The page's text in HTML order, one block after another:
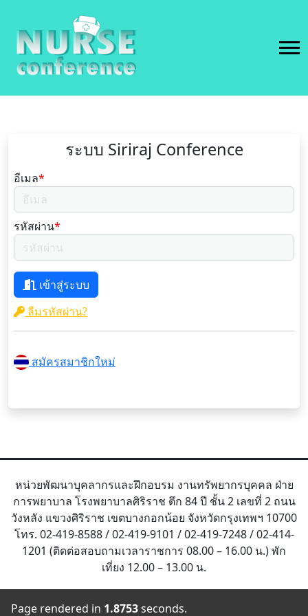
ระบบ Siriraj Conference
อีเมล*
รหัสผ่าน*
เข้าสู่ระบบ
ลืมรหัสผ่าน?
สมัครสมาชิกใหม่
หน่วยพัฒนาบุคลากรและฝึกอบรม งานทรัพยากรบุคคล ฝ่าย
การพยาบาล โรงพยาบาลศิริราช ตึก 84 ปี ชั้น 2 เลขที่ 2 ถนน
วังหลัง แขวงศิริราช เขตบางกอกน้อย จังหวัดกรุงเทพฯ 10700
โทร. 02-419-8588 / 02-419-9101 / 02-419-7248 / 02-414-
1201 (ติดต่อสอบถามเวลาราชการ 08.00 – 16.00 น.) พัก
เที่ยง 12.00 – 13.00 น.
Page rendered in 1.8753seconds.